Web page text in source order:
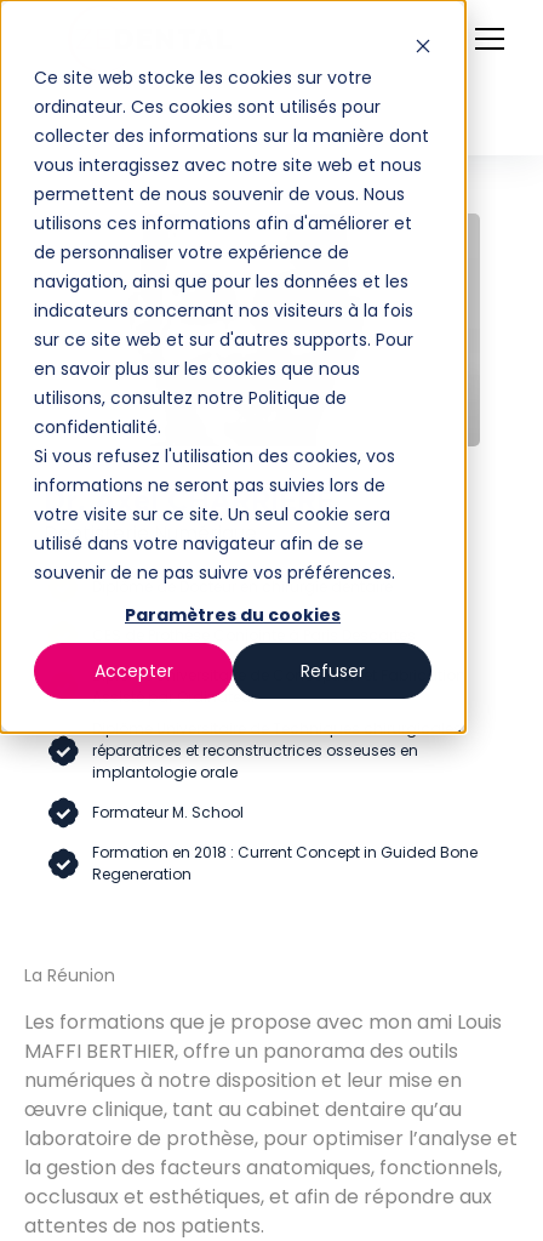
Ce site web stocke les cookies sur votre
ordinateur. Ces cookies sont utilisés pour
collecter des informations sur la manière dont
vous interagissez avec notre site web et nous
permettent de nous souvenir de vous. Nous
utilisons ces informations afin d'améliorer et
de personnaliser votre expérience de
navigation, ainsi que pour les données et les
indicateurs concernant nos visiteurs à la fois
sur ce site web et sur d'autres supports. Pour
en savoir plus sur les cookies que nous
utilisons, consultez notre Politique de
confidentialité.
Si vous refusez l'utilisation des cookies, vos
informations ne seront pas suivies lors de
votre visite sur ce site. Un seul cookie sera
utilisé dans votre navigateur afin de se
souvenir de ne pas suivre vos préférences.
Paramètres du cookies
Accepter Refuser
Dr. Axel CHARRIERE
Dentisterie Numérique
Diplôme de Docteur en chirurgie dentaire
Diplôme Universitaire de Conception et Fabrication
Assisté par Ordinateur
Diplôme Universitaire de Techniques chirurgicales
réparatrices et reconstructrices osseuses en
implantologie orale
Formateur M. School
Formation en 2018 : Current Concept in Guided Bone
Regeneration
La Réunion
Les formations que je propose avec mon ami Louis
MAFFI BERTHIER, offre un panorama des outils
numériques à notre disposition et leur mise en
œuvre clinique, tant au cabinet dentaire qu’au
laboratoire de prothèse, pour optimiser l’analyse et
la gestion des facteurs anatomiques, fonctionnels,
occlusaux et esthétiques, et afin de répondre aux
attentes de nos patients.